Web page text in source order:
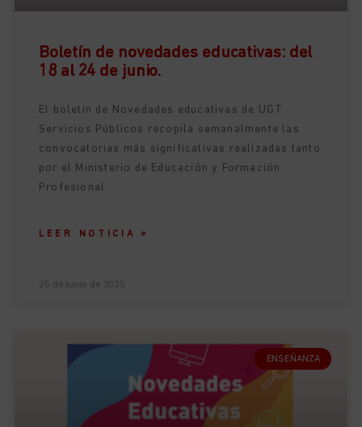
Boletín de novedades educativas: del
18 al 24 de junio.
El boletín de Novedades educativas de UGT
Servicios Públicos recopila semanalmente las
convocatorias más significativas realizadas tanto
por el Ministerio de Educación y Formación
Profesional
LEER NOTICIA »
ENSEÑANZA